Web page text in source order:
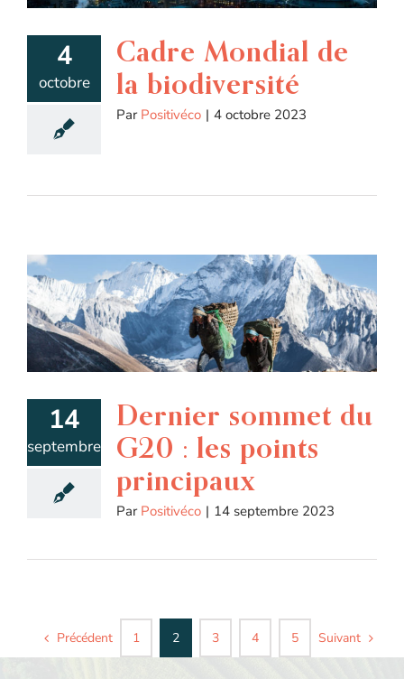
4
octobre
Cadre Mondial de
la biodiversité
Par Positivéco | 4 octobre 2023
14
septembre
Dernier sommet du
G20 : les points
principaux
Par Positivéco | 14 septembre 2023
Précédent 1 2 3 4 5 Suivant